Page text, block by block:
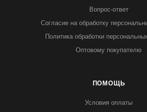
Вопрос-ответ
Согласие на обработку
Политика обработки
Оптовому покупателю
ПОМОЩЬ
Условия оплаты